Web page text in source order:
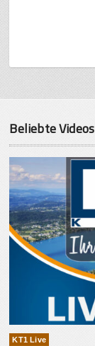
Beliebte Videos
KT1 Live